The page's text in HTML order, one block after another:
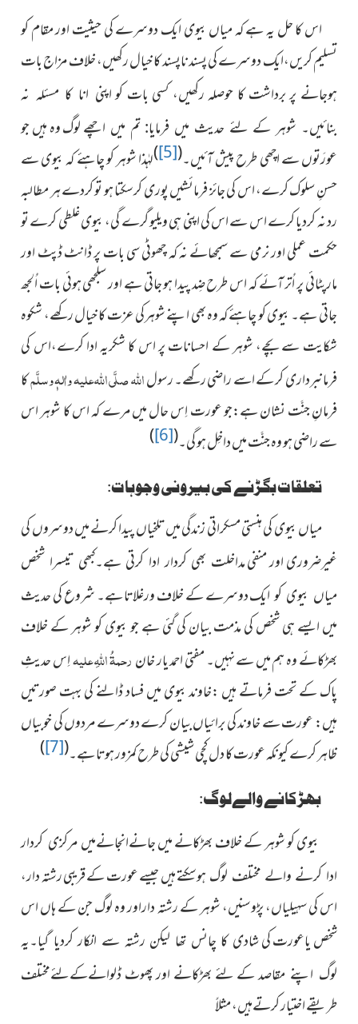
اس کا حل یہ ہے کہ میاں بیوی ایک دوسرے کی حیثیت اور مقام کو
تسلیم کریں،ایک دوسرے کی پسند ناپسند کا خیال رکھیں، خلاف مزاج بات
ہوجانے پر برداشت کا حوصلہ رکھیں، کسی بات کواپنی انا کا مسئلہ نہ
بنائیں۔ شوہر کے لئے حدیث میں فرمایا: تم میں اچھےلوگ وہ ہیں جو
عورَتوں سے اچھی طرح پیش آئیں۔(
[5]
)لہٰذاشوہر کو چاہئے کہ بیوی سے
حسنِ سلوک کرے، اس کی جائز فرمائشیںپوری کرسکتا ہو تو کردے ہر مطالبہ
رد نہ کردیا کرے اس سے اس کی اپنی ہی ویلیو گرے گی، بیوی غلطی کرے تو
حکمت عملی اور نرمی سے سمجھائے نہ کہ چھوٹی سی بات پر ڈانٹ ڈپٹ اور
مارپٹائی پر اُتر آئے کہ اس طرح ضِد پیدا ہو جاتی ہے اور سلجھی ہوئی بات اُلجھ
جاتی ہے۔ بیوی کو چاہئے کہ وہ بھی اپنے شوہرکی عزت کا خیال رکھے، شکوہ
شکایت سے بچے، شوہر کے احسانات پر اس کا شکریہ ادا کرے،اس کی
فرمانبرداری کر کے اسے راضی رکھے۔ رسولاللہصلَّی اللہ علیہ واٰلہٖ وسلَّمکا
فرمانِ جنَّت نشان ہے:جو عورت اِس حال میں مرے کہ اس کا شوہر اس
سے راضی ہو وہ جنَّت میں داخِل ہو گی۔(
[6]
)
تعلقات بگڑنے کی بیرونی وجوہات:
میاں بیوی کی ہنستی مسکراتی زندگی میں تلخیاں پیدا کرنے میں دوسروں کی
غیرضروری اور منفیمداخلت بھی کردار ادا کرتی ہے۔کبھی تیسرا شخص
میاں بیوی کو ایکدوسرے کے خلاف ورغلاتا ہے۔ شروع کی حدیث
میں ایسے ہی شخص کی مذمت بیان کی گئی ہے جو بیوی کو شوہر کے خلاف
بھڑکائے وہ ہم میں سے نہیں۔مفتی احمد یار خانرحمۃُ اللہِ علیہاِس حدیثِ
پاک کے تحت فرماتے ہیں :خاوند بیوی میں فساد ڈالنے کی بہت صورتیں
ہیں: عورت سے خاوند کی برائیاں بیان کرے دوسرے مردوں کی خوبیاں
ظاہر کرے کیونکہ عورت کا دل کچی شیشی کی طرح کمزور ہوتا ہے۔(
[7]
)
بھڑکانے والےلوگ:
بیوی کو شوہر کے خلاف بھڑکانے میںجانےانجانےمیں مرکزی کردار
ادا کرنے والے مختلف لوگ ہوسکتےہیں جیسے عورت کے قریبی رشتہ دار،
اس کی سہیلیاں، پڑوسنیں، شوہر کے رشتہ داراور وہ لوگ جن کے ہاں اس
شخص یاعورت کیشادی کا چانس تھا لیکن رشتہ سے انکار کردیا گیا۔یہ
لوگ اپنے مقاصدکے لئے بھڑکانے اور پھوٹ ڈلوانےکےلئےمختلف
طریقے اختیار کرتےہیں، مثلاً